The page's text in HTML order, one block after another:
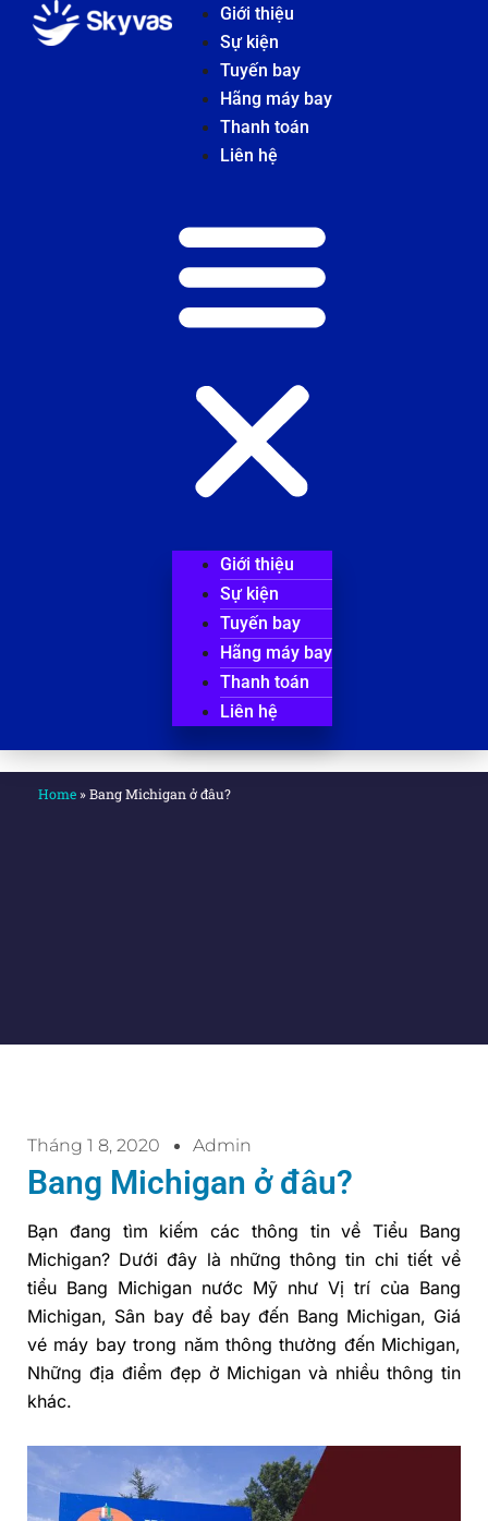
Giới thiệu
Sự kiện
Tuyến bay
Hãng máy bay
Thanh toán
Liên hệ
Giới thiệu
Sự kiện
Tuyến bay
Hãng máy bay
Thanh toán
Liên hệ
Home »Bang Michigan ở đâu?
Tháng 1 8, 2020 Admin
Bang Michigan ở đâu?
Bạn đang tìm kiếm các thông tin về Tiểu Bang
Michigan? Dưới đây là những thông tin chi tiết về
tiểu Bang Michigan nước Mỹ như Vị trí của Bang
Michigan, Sân bay để bay đến Bang Michigan, Giá
vé máy bay trong năm thông thường đến Michigan,
Những địa điểm đẹp ở Michigan và nhiều thông tin
khác.